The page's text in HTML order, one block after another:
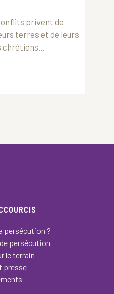
privent de
terres et de leurs
chrétiens...
persécution ?
persécution
le terrain
presse